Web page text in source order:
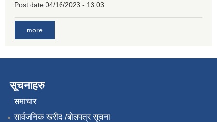
Post date 04/16/2023 - 13:03
more
सूचनाहरु
समाचार
सार्वजनिक खरीद /बोलपत्र सूचना